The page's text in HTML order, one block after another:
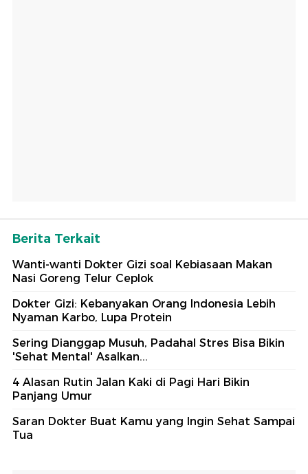
Berita Terkait
Wanti-wanti Dokter Gizi soal Kebiasaan Makan
Nasi Goreng Telur Ceplok
Dokter Gizi: Kebanyakan Orang Indonesia Lebih
Nyaman Karbo, Lupa Protein
Sering Dianggap Musuh, Padahal Stres Bisa Bikin
'Sehat Mental' Asalkan...
4 Alasan Rutin Jalan Kaki di Pagi Hari Bikin
Panjang Umur
Saran Dokter Buat Kamu yang Ingin Sehat Sampai
Tua